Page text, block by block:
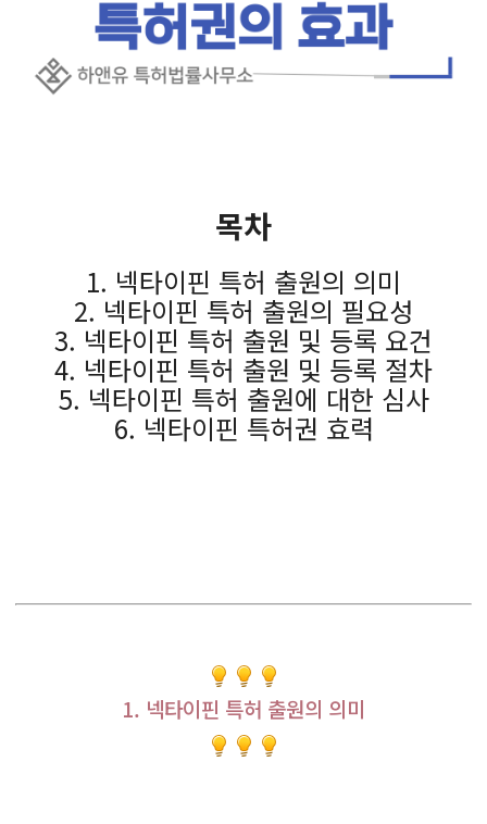
목차
1. 넥타이핀 특허 출원의 의미
2. 넥타이핀 특허 출원의 필요성
3. 넥타이핀 특허 출원 및 등록 요건
4. 넥타이핀 특허 출원 및 등록 절차
5. 넥타이핀 특허 출원에 대한 심사
6. 넥타이핀 특허권 효력
1. 넥타이핀 특허 출원의 의미